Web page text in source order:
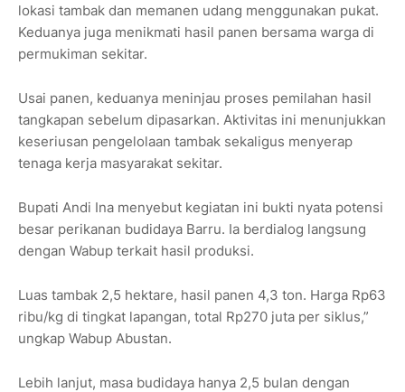
lokasi tambak dan memanen udang menggunakan pukat.
Keduanya juga menikmati hasil panen bersama warga di
permukiman sekitar.
Usai panen, keduanya meninjau proses pemilahan hasil
tangkapan sebelum dipasarkan. Aktivitas ini menunjukkan
keseriusan pengelolaan tambak sekaligus menyerap
tenaga kerja masyarakat sekitar.
Bupati Andi Ina menyebut kegiatan ini bukti nyata potensi
besar perikanan budidaya Barru. Ia berdialog langsung
dengan Wabup terkait hasil produksi.
Luas tambak 2,5 hektare, hasil panen 4,3 ton. Harga Rp63
ribu/kg di tingkat lapangan, total Rp270 juta per siklus,”
ungkap Wabup Abustan.
Lebih lanjut, masa budidaya hanya 2,5 bulan dengan